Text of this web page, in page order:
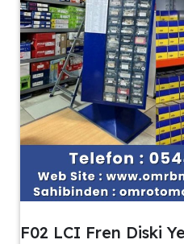
F02 LCI Fren Diski